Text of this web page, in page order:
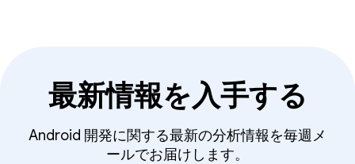
最新情報を入手する
Android 開発に関する最新の分析情報を毎週メ
ールでお届けします。